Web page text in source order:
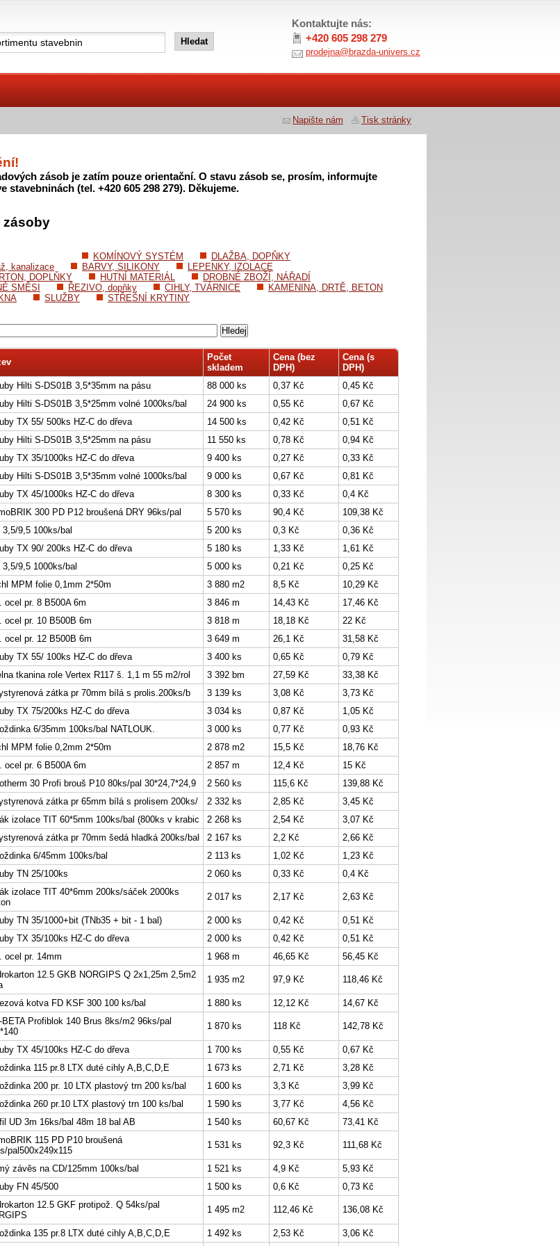
Kontaktujte nás:
+420 605 298 279
prodejna@brazda-univers.cz
Napište nám Tisk stránky
zásob je zatím pouze orientační. O stavu zásob se, prosím, informujte
stavebninách (tel. +420 605 298 279). Děkujeme.
zásoby
KOMÍNOVÝ SYSTÉM
DLAŽBA, DOPŇKY
kanalizace
BARVY, SILIKONY
LEPENKY, IZOLACE
DOPLŇKY
HUTNÍ MATERIÁL
DROBNÉ ZBOŽÍ, NÁŘADÍ
SMĚSI
ŘEZIVO, dopňky CIHLY, TVÁRNICE
KAMENINA, DRTĚ, BETON
SLUŽBY STŘEŠNÍ KRYTINY
Počet
skladem
Cena (bez
DPH)
Cena (s
DPH)
Hilti S-DS01B 3,5*35mm na pásu 88 000 ks 0,37 Kč
0,45 Kč
Hilti S-DS01B 3,5*25mm volné 1000ks/bal 24 900 ks 0,55 Kč
0,67 Kč
TX 55/ 500ks HZ-C do dřeva 14 500 ks 0,42 Kč
0,51 Kč
Hilti S-DS01B 3,5*25mm na pásu 11 550 ks 0,78 Kč
0,94 Kč
TX 35/1000ks HZ-C do dřeva 9 400 ks 0,27 Kč
0,33 Kč
Hilti S-DS01B 3,5*35mm volné 1000ks/bal 9 000 ks 0,67 Kč
0,81 Kč
TX 45/1000ks HZ-C do dřeva 8 300 ks 0,33 Kč
0,4 Kč
300 PD P12 broušená DRY 96ks/pal 5 570 ks 90,4 Kč
109,38 Kč
3,5/9,5 100ks/bal 5 200 ks 0,3 Kč
0,36 Kč
TX 90/ 200ks HZ-C do dřeva 5 180 ks 1,33 Kč
1,61 Kč
3,5/9,5 1000ks/bal 5 000 ks 0,21 Kč
0,25 Kč
MPM folie 0,1mm 2*50m 3 880 m2 8,5 Kč
10,29 Kč
ocel pr. 8 B500A 6m 3 846 m 14,43 Kč
17,46 Kč
ocel pr. 10 B500B 6m 3 818 m 18,18 Kč
22 Kč
ocel pr. 12 B500B 6m 3 649 m 26,1 Kč
31,58 Kč
TX 55/ 100ks HZ-C do dřeva 3 400 ks 0,65 Kč
0,79 Kč
tkanina role Vertex R117 š. 1,1 m 55 m2/rol 3 392 bm 27,59 Kč
33,38 Kč
zátka pr 70mm bílá s prolis.200ks/b 3 139 ks 3,08 Kč
3,73 Kč
TX 75/200ks HZ-C do dřeva 3 034 ks 0,87 Kč
1,05 Kč
6/35mm 100ks/bal NATLOUK. 3 000 ks 0,77 Kč
0,93 Kč
MPM folie 0,2mm 2*50m 2 878 m2 15,5 Kč
18,76 Kč
ocel pr. 6 B500A 6m 2 857 m 12,4 Kč
15 Kč
30 Profi brouš P10 80ks/pal 30*24,7*24,9 2 560 ks 115,6 Kč
139,88 Kč
zátka pr 65mm bílá s prolisem 200ks/ 2 332 ks 2,85 Kč
3,45 Kč
izolace TIT 60*5mm 100ks/bal (800ks v krabic 2 268 ks 2,54 Kč
3,07 Kč
zátka pr 70mm šedá hladká 200ks/bal 2 167 ks 2,2 Kč
2,66 Kč
6/45mm 100ks/bal 2 113 ks 1,02 Kč
1,23 Kč
TN 25/100ks 2 060 ks 0,33 Kč 0,4 Kč
izolace TIT 40*6mm 200ks/sáček 2000ks
2 017 ks 2,17 Kč 2,63 Kč
TN 35/1000+bit (TNb35 + bit - 1 bal) 2 000 ks 0,42 Kč
0,51 Kč
TX 35/100ks HZ-C do dřeva 2 000 ks 0,42 Kč
0,51 Kč
ocel pr. 14mm 1 968 m 46,65 Kč 56,45 Kč
12.5 GKB NORGIPS Q 2x1,25m 2,5m2
1 935 m2 97,9 Kč 118,46 Kč
kotva FD KSF 300 100 ks/bal 1 880 ks 12,12 Kč 14,67 Kč
BETA Profiblok 140 Brus 8ks/m2 96ks/pal
1 870 ks 118 Kč 142,78 Kč
TX 45/100ks HZ-C do dřeva 1 700 ks 0,55 Kč
0,67 Kč
115 pr.8 LTX duté cihly A,B,C,D,E 1 673 ks 2,71 Kč
3,28 Kč
200 pr. 10 LTX plastový trn 200 ks/bal 1 600 ks 3,3 Kč
3,99 Kč
260 pr.10 LTX plastový trn 100 ks/bal 1 590 ks 3,77 Kč
4,56 Kč
UD 3m 16ks/bal 48m 18 bal AB 1 540 ks 60,67 Kč 73,41 Kč
115 PD P10 broušená
pal500x249x115
1 531 ks 92,3 Kč 111,68 Kč
závěs na CD/125mm 100ks/bal 1 521 ks 4,9 Kč
5,93 Kč
FN 45/500 1 500 ks 0,6 Kč 0,73 Kč
12.5 GKF protipož. Q 54ks/pal
1 495 m2 112,46 Kč 136,08 Kč
135 pr.8 LTX duté cihly A,B,C,D,E 1 492 ks 2,53 Kč 3,06 Kč